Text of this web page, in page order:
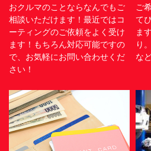
おクルマのことならなんでもご
相談いただけます！最近ではコ
ーティングのご依頼をよく受け
ます！もちろん対応可能ですの
で、お気軽にお問い合わせくだ
さい！
ご
て
ま
り
な